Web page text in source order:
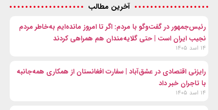
آخرین مطالب
رئیس‌جمهور در گفت‌وگو با مردم: اگر تا امروز مانده‌ایم به‌خاطر مردم
نجیب ایران است | حتی گلایه‌مندان هم همراهی کردند
۱۴ اسد ۱۴۰۵
رایزنی اقتصادی در عشق‌آباد | سفارت افغانستان از همکاری همه‌جانبه
با تاجران خبر داد
۱۴ اسد ۱۴۰۵